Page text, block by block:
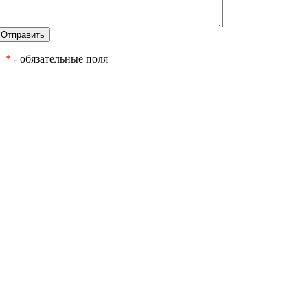
* - обязательные поля